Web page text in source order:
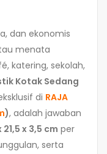
dan ekonomis
menata
katering, sekolah,
Kotak Sedang
di RAJA
), adalah jawaban
21,5 x 3,5 cm per
serta